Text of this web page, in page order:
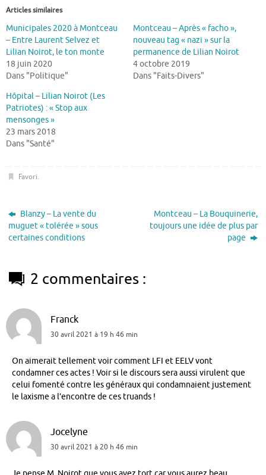
Articles similaires
Municipales 2020 à Montceau
– Entre Laurent Selvez et
Lilian Noirot, le ton monte
18 juin 2020
Dans "Politique"
Montceau – Après « facho »,
nouveau tag « nazi » sur la
permanence de Lilian Noirot
4 octobre 2019
Dans "Faits-Divers"
Hôpital – Lilian Noirot (Les
Patriotes) : « Stop aux
mensonges »
23 mars 2018
Dans "Santé"
Favori.
Blanzy – La vente du
muguet « tolérée » sous
certaines conditions
Montceau – La Bouquinerie,
toujours une idée de plus par
page
2 commentaires :
Franck
30 avril 2021 à 19 h 46 min
On aimerait tellement voir comment LFI et EELV vont
condamner ces actes ! Voir si le discours sera aussi virulent que
celui fomenté contre les généraux qui condamnaient justement
le laxisme a l’encontre de ces truands !
Jocelyne
30 avril 2021 à 20 h 46 min